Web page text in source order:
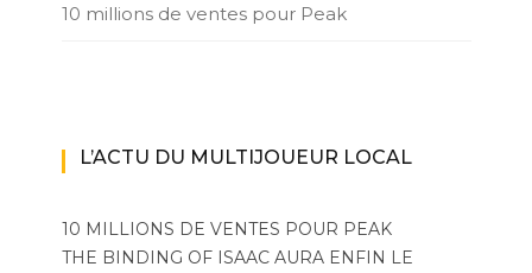
10 millions de ventes pour Peak
L’ACTU DU MULTIJOUEUR LOCAL
10 MILLIONS DE VENTES POUR PEAK
THE BINDING OF ISAAC AURA ENFIN LE